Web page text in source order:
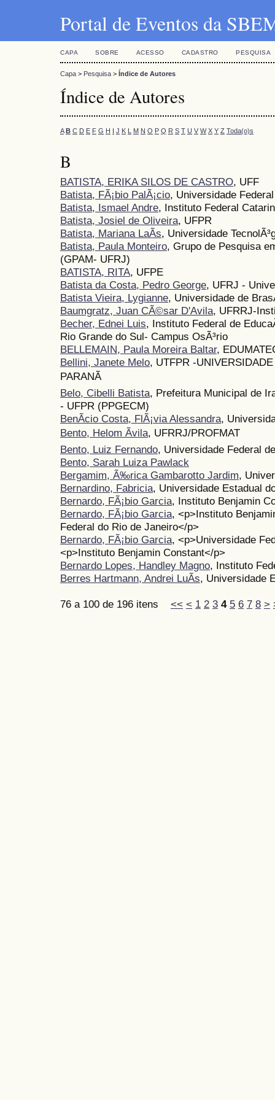
Portal de Eventos da
CAPA SOBRE ACESSO CADASTRO PESQUISA
Capa > Pesquisa > Índice de Autores
Índice de Autores
A B C D E F G H I J K L M N O P Q R S T U V W X Y Z Toda(o)s
B
BATISTA, ERIKA SILOS DE CASTRO, UFF
Batista, FÃ¡bio PalÃ¡cio, Universidade
Batista, Ismael Andre, Instituto Federal
Batista, Josiel de Oliveira, UFPR
Batista, Mariana LaÃ­s, Universidade
Batista, Paula Monteiro, Grupo de Pesquisa
(GPAM- UFRJ)
BATISTA, RITA, UFPE
Batista da Costa, Pedro George, UFRJ -
Batista Vieira, Lygianne, Universidade de
Baumgratz, Juan CÃ©sar D'Avila, UFRRJ-
Becher, Ednei Luis, Instituto Federal de
Rio Grande do Sul- Campus OsÃ³rio
BELLEMAIN, Paula Moreira Baltar,
Bellini, Janete Melo, UTFPR -
PARANÃ
Belo, Cibelli Batista, Prefeitura Municipal de
- UFPR (PPGECM)
BenÃ­cio Costa, FlÃ¡via Alessandra,
Bento, Helom Ãvila, UFRRJ/PROFMAT
Bento, Luiz Fernando, Universidade Federal
Bento, Sarah Luiza Pawlack
Bergamim, Ã‰rica Gambarotto Jardim,
Bernardino, Fabricia, Universidade Estadual
Bernardo, FÃ¡bio Garcia, Instituto Benjamin
Bernardo, FÃ¡bio Garcia, <p>Instituto
Federal do Rio de Janeiro</p>
Bernardo, FÃ¡bio Garcia, <p>Universidade
<p>Instituto Benjamin Constant</p>
Bernardo Lopes, Handley Magno, Instituto
Berres Hartmann, Andrei LuÃ­s, Universidade
76 a 100 de 196 itens << < 1 2 3 4 5 6 7 8 >